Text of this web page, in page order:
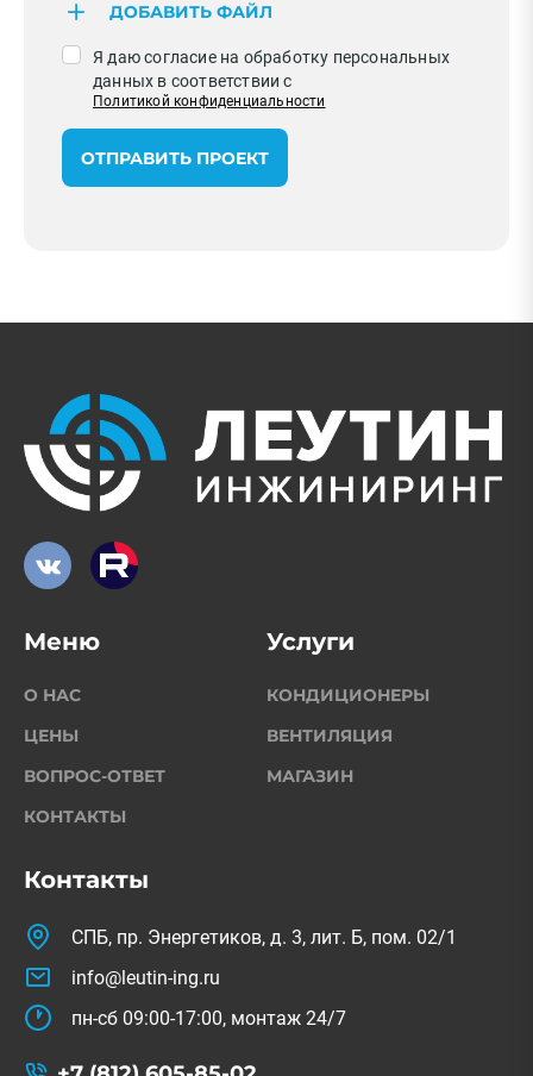
ДОБАВИТЬ ФАЙЛ
Я даю согласие на обработку персональных
данных в соответствии с
Политикой конфиденциальности
ОТПРАВИТЬ ПРОЕКТ
Контакты
СПБ, пр. Энергетиков, д. 3, лит. Б, пом. 02/1
info@leutin-ing.ru
пн-сб 09:00-17:00, монтаж 24/7
Меню
О НАС
ЦЕНЫ
ВОПРОС-ОТВЕТ
КОНТАКТЫ
Услуги
КОНДИЦИОНЕРЫ
ВЕНТИЛЯЦИЯ
МАГАЗИН